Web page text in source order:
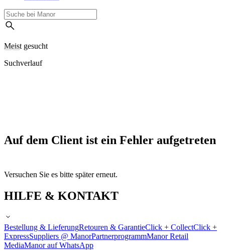
Meist gesucht
Suchverlauf
Auf dem Client ist ein Fehler aufgetreten
Versuchen Sie es bitte später erneut.
HILFE & KONTAKT
Bestellung & LieferungRetouren & GarantieClick + CollectClick +
ExpressSuppliers @ ManorPartnerprogrammManor Retail
MediaManor auf WhatsApp